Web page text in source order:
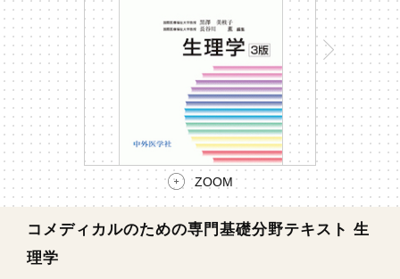
ZOOM
コメディカルのための専門基礎分野テキスト 生
理学